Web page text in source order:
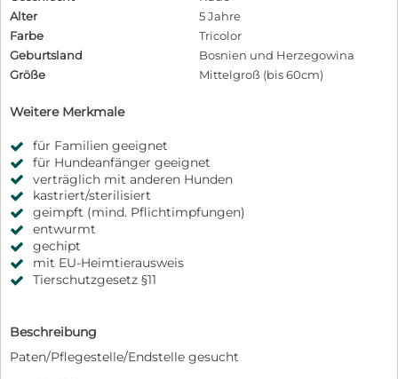
Alter
5 Jahre
Farbe
Tricolor
Geburtsland
Bosnien und Herzegowina
Größe
Mittelgroß (bis 60cm)
Weitere Merkmale
für Familien geeignet
für Hundeanfänger geeignet
verträglich mit anderen Hunden
kastriert/sterilisiert
geimpft (mind. Pflichtimpfungen)
entwurmt
gechipt
mit EU-Heimtierausweis
Tierschutzgesetz §11
Beschreibung
Paten/Pflegestelle/Endstelle gesucht